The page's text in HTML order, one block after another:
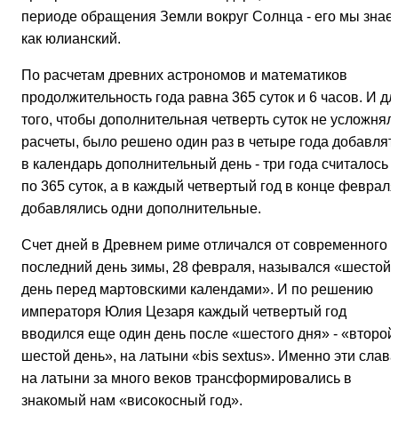
периоде обращения Земли вокруг Солнца - его мы
как юлианский.
По расчетам древних астрономов и математиков
продолжительность года равна 365 суток и 6 часов. И
того, чтобы дополнительная четверть суток не
расчеты, было решено один раз в четыре года
в календарь дополнительный день - три года считалось
по 365 суток, а в каждый четвертый год в конце февраля
добавлялись одни дополнительные.
Счет дней в Древнем риме отличался от современного -
последний день зимы, 28 февраля, назывался «шестой
день перед мартовскими календами». И по решению
императоря Юлия Цезаря каждый четвертый год
вводился еще один день после «шестого дня» - «второй
шестой день», на латыни «bis sextus». Именно эти слава
на латыни за много веков трансформировались в
знакомый нам «високосный год».